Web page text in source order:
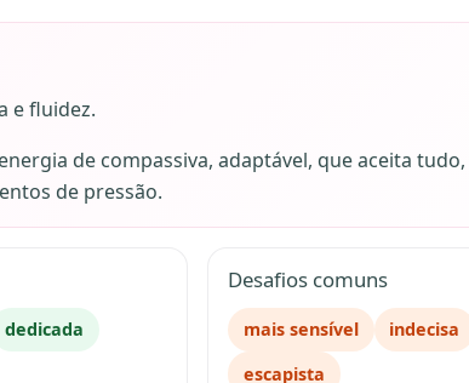
e fluidez.
de compassiva, adaptável, que aceita
de pressão.
dedicada
Desafios comuns
mais sensível
indecisa
escapista